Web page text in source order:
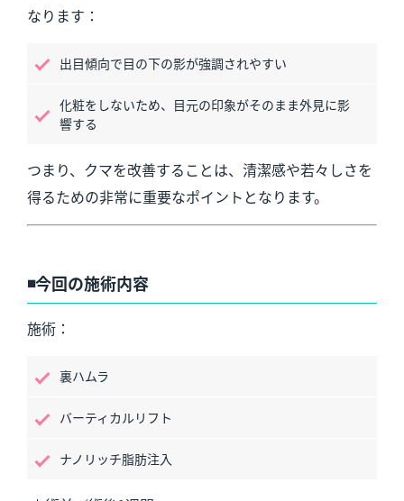
なります：
出目傾向で目の下の影が強調されやすい
化粧をしないため、目元の印象がそのまま外見に影
響する
つまり、クマを改善することは、清潔感や若々しさを
得るための非常に重要なポイントとなります。
◾️今回の施術内容
施術：
裏ハムラ
バーティカルリフト
ナノリッチ脂肪注入